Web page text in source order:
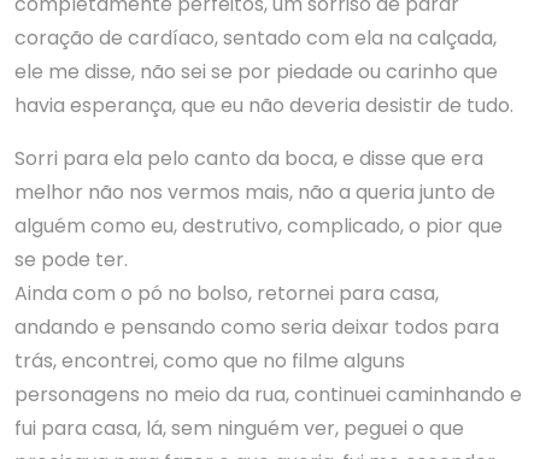
coração de cardíaco, sentado com ela na calçada,
ele me disse, não sei se por piedade ou carinho que
havia esperança, que eu não deveria desistir de tudo.
Sorri para ela pelo canto da boca, e disse que era
melhor não nos vermos mais, não a queria junto de
alguém como eu, destrutivo, complicado, o pior que
se pode ter.
Ainda com o pó no bolso, retornei para casa,
andando e pensando como seria deixar todos para
trás, encontrei, como que no filme alguns
personagens no meio da rua, continuei caminhando e
fui para casa, lá, sem ninguém ver, peguei o que